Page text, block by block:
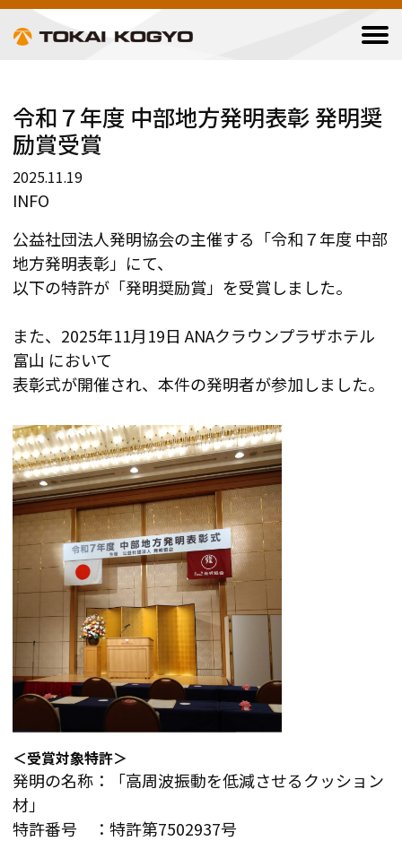
令和７年度 中部地方発明表彰 発明奨
励賞受賞
2025.11.19
INFO
公益社団法人発明協会の主催する「令和７年度 中部
地方発明表彰」にて、
以下の特許が「発明奨励賞」を受賞しました。
また、2025年11月19日 ANAクラウンプラザホテル
富山 において
表彰式が開催され、本件の発明者が参加しました。
＜受賞対象特許＞
発明の名称：「高周波振動を低減させるクッション
材」
特許番号 ：特許第7502937号